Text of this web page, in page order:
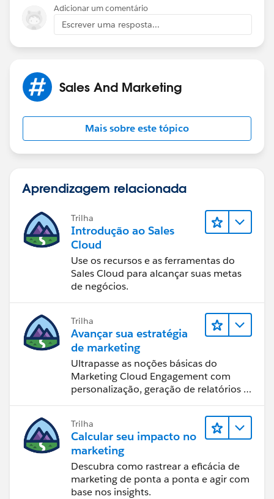
Adicionar um comentário
Escrever uma resposta...
Sales And Marketing
Mais sobre este tópico
Aprendizagem relacionada
Trilha
Introdução ao Sales
Cloud
Use os recursos e as ferramentas do
Sales Cloud para alcançar suas metas
de negócios.
Trilha
Avançar sua estratégia
de marketing
Ultrapasse as noções básicas do
Marketing Cloud Engagement com
personalização, geração de relatórios e
Trilha
Calcular seu impacto no
marketing
Descubra como rastrear a eficácia de
marketing de ponta a ponta e agir com
base nos insights.